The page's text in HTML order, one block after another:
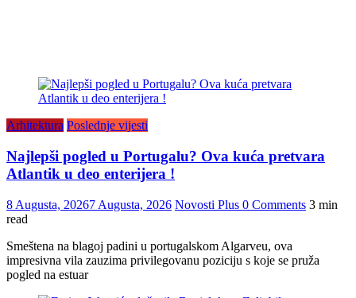
Arhitektura Poslednje vijesti
Najlepši pogled u Portugalu? Ova kuća pretvara
Atlantik u deo enterijera !
8 Augusta, 20267 Augusta, 2026 Novosti Plus 0 Comments 3 min
read
Smeštena na blagoj padini u portugalskom Algarveu, ova
impresivna vila zauzima privilegovanu poziciju s koje se pruža
pogled na estuar